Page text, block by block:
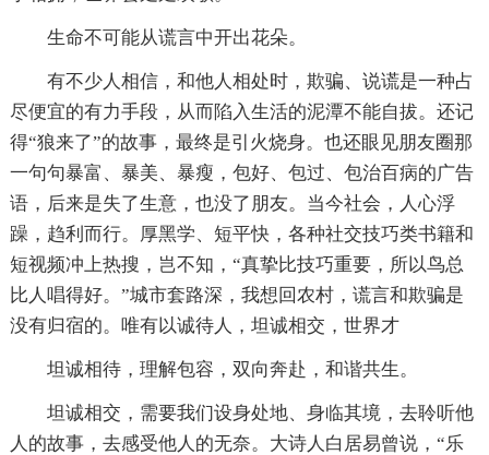
生命不可能从谎言中开出花朵。
有不少人相信，和他人相处时，欺骗、说谎是一种占
尽便宜的有力手段，从而陷入生活的泥潭不能自拔。还记
得“狼来了”的故事，最终是引火烧身。也还眼见朋友圈那
一句句暴富、暴美、暴瘦，包好、包过、包治百病的广告
语，后来是失了生意，也没了朋友。当今社会，人心浮
躁，趋利而行。厚黑学、短平快，各种社交技巧类书籍和
短视频冲上热搜，岂不知，“真挚比技巧重要，所以鸟总
比人唱得好。”城市套路深，我想回农村，谎言和欺骗是
没有归宿的。唯有以诚待人，坦诚相交，世界才
坦诚相待，理解包容，双向奔赴，和谐共生。
坦诚相交，需要我们设身处地、身临其境，去聆听他
人的故事，去感受他人的无奈。大诗人白居易曾说，“乐